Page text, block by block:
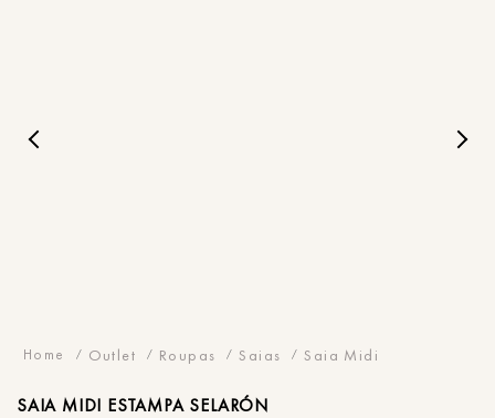
Outlet Roupas Saias Saia Midi
SAIA MIDI ESTAMPA SELARÓN